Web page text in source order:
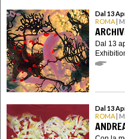
Dal 13
ROMA |
Dal 13
Dal 13
ROMA |